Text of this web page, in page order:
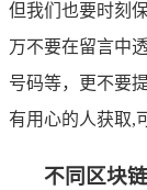
但我们也要时刻
万不要在留言中
号码等，更不要
有用心的人获取,
不同区块